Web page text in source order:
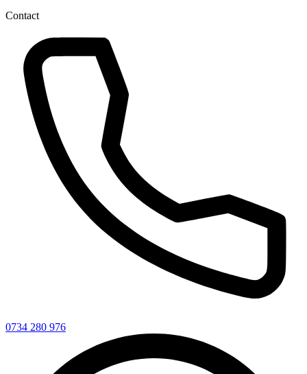
Contact
0734 280 976